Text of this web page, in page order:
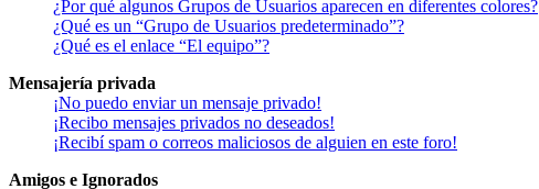
¿Por qué algunos Grupos de Usuarios aparecen en diferentes colores?
¿Qué es un “Grupo de Usuarios predeterminado”?
¿Qué es el enlace “El equipo”?
Mensajería privada
¡No puedo enviar un mensaje privado!
¡Recibo mensajes privados no deseados!
¡Recibí spam o correos maliciosos de alguien en este foro!
Amigos e Ignorados